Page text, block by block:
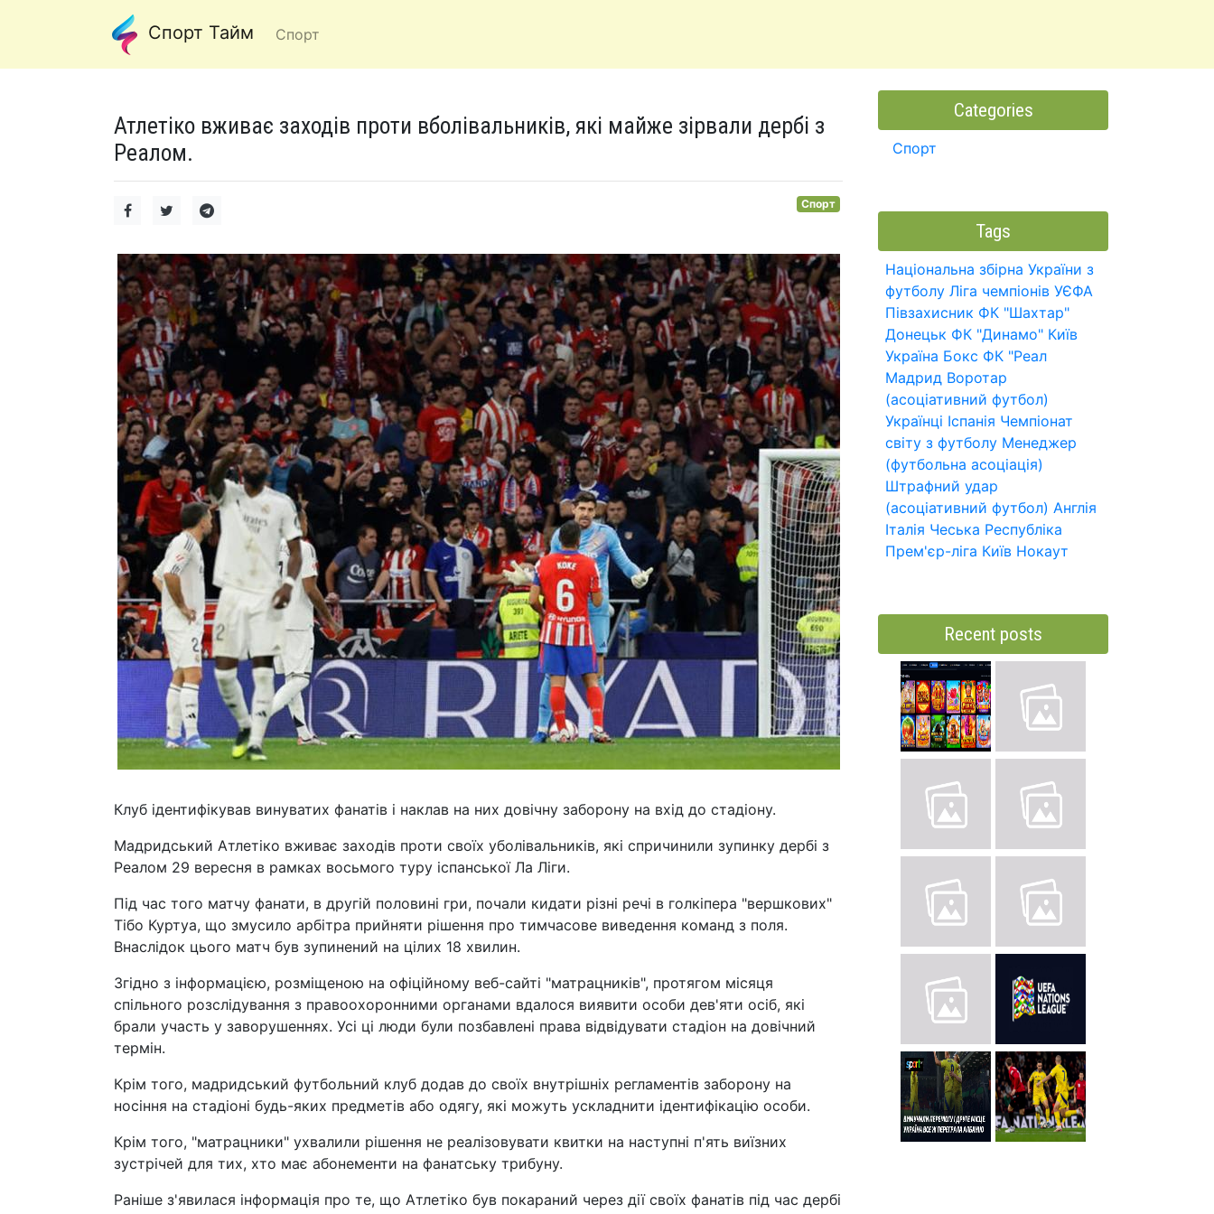
Спорт Тайм Спорт
Атлетіко вживає заходів проти вболівальників, які майже зірвали дербі з
Реалом.
Спорт
Клуб ідентифікував винуватих фанатів і наклав на них довічну заборону на вхід до стадіону.
Мадридський Атлетіко вживає заходів проти своїх уболівальників, які спричинили зупинку дербі з
Реалом 29 вересня в рамках восьмого туру іспанської Ла Ліги.
Під час того матчу фанати, в другій половині гри, почали кидати різні речі в голкіпера "вершкових"
Тібо Куртуа, що змусило арбітра прийняти рішення про тимчасове виведення команд з поля.
Внаслідок цього матч був зупинений на цілих 18 хвилин.
Згідно з інформацією, розміщеною на офіційному веб-сайті "матрацників", протягом місяця
спільного розслідування з правоохоронними органами вдалося виявити особи дев'яти осіб, які
брали участь у заворушеннях. Усі ці люди були позбавлені права відвідувати стадіон на довічний
термін.
Крім того, мадридський футбольний клуб додав до своїх внутрішніх регламентів заборону на
носіння на стадіоні будь-яких предметів або одягу, які можуть ускладнити ідентифікацію особи.
Крім того, "матрацники" ухвалили рішення не реалізовувати квитки на наступні п'ять виїзних
зустрічей для тих, хто має абонементи на фанатську трибуну.
Раніше з'явилася інформація про те, що Атлетіко був покараний через дії своїх фанатів під час дербі
Categories
Спорт
Tags
Національна збірна України з
футболу Ліга чемпіонів УЄФА
Півзахисник ФК "Шахтар"
Донецьк ФК "Динамо" Київ
Україна Бокс ФК "Реал
Мадрид Воротар
(асоціативний футбол)
Українці Іспанія Чемпіонат
світу з футболу Менеджер
(футбольна асоціація)
Штрафний удар
(асоціативний футбол) Англія
Італія Чеська Республіка
Прем'єр-ліга Київ Нокаут
Recent posts